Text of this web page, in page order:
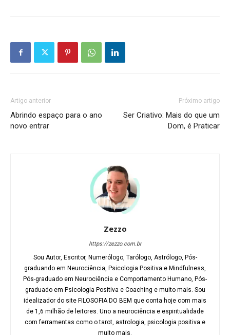
Artigo anterior
Abrindo espaço para o ano
novo entrar
Próximo artigo
Ser Criativo: Mais do que um
Dom, é Praticar
Zezzo
https://zezzo.com.br
Sou Autor, Escritor, Numerólogo, Tarólogo, Astrólogo, Pós-
graduando em Neurociência, Psicologia Positiva e Mindfulness,
Pós-graduado em Neurociência e Comportamento Humano, Pós-
graduado em Psicologia Positiva e Coaching e muito mais. Sou
idealizador do site FILOSOFIA DO BEM que conta hoje com mais
de 1,6 milhão de leitores. Uno a neurociência e espiritualidade
com ferramentas como o tarot, astrologia, psicologia positiva e
muito mais.